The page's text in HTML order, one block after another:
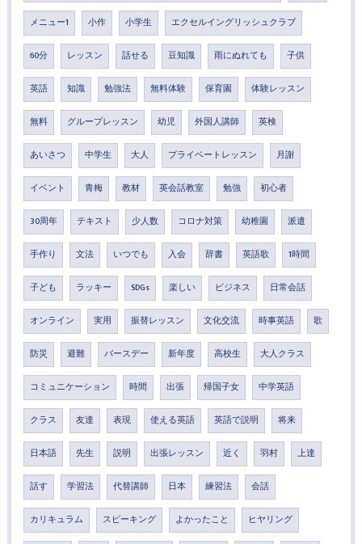
メニュー1 小作 小学生 エクセルイングリッシュクラブ
60分 レッスン 話せる 豆知識 雨にぬれても 子供
英語 知識 勉強法 無料体験 保育園 体験レッスン
無料 グループレッスン 幼児 外国人講師 英検
あいさつ 中学生 大人 プライベートレッスン 月謝
イベント 青梅 教材 英会話教室 勉強 初心者
30周年 テキスト 少人数 コロナ対策 幼稚園 派遣
手作り 文法 いつでも 入会 辞書 英語歌 1時間
子ども ラッキー SDGs 楽しい ビジネス 日常会話
オンライン 実用 振替レッスン 文化交流 時事英語 歌
防災 避難 バースデー 新年度 高校生 大人クラス
コミュニケーション 時間 出張 帰国子女 中学英語
クラス 友達 表現 使える英語 英語で説明 将来
日本語 先生 説明 出張レッスン 近く 羽村 上達
話す 学習法 代替講師 日本 練習法 会話
カリキュラム スピーキング よかったこと ヒヤリング